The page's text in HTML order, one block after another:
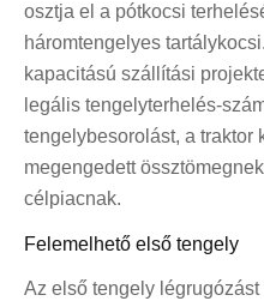
osztja el a pótkocsi
háromtengelyes
kapacitású szállítási
legális tengelyterhelés-
tengelybesorolást, a traktor
megengedett
célpiacnak.
Felemelhető első tengely
Az első tengely